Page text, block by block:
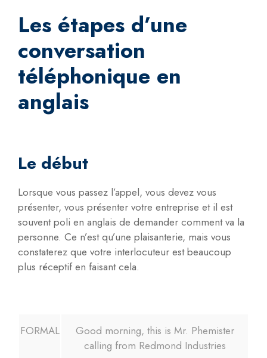
Les étapes d’une
conversation
téléphonique en
anglais
Le début
Lorsque vous passez l’appel, vous devez vous
présenter, vous présenter votre entreprise et il est
souvent poli en anglais de demander comment va la
personne. Ce n’est qu’une plaisanterie, mais vous
constaterez que votre interlocuteur est beaucoup
plus réceptif en faisant cela.
FORMAL
Good morning, this is Mr. Phemister
calling from Redmond Industries